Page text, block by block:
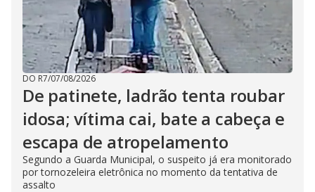
DO R7/07/08/2026
De patinete, ladrão tenta roubar
idosa; vítima cai, bate a cabeça e
escapa de atropelamento
Segundo a Guarda Municipal, o suspeito já era monitorado
por tornozeleira eletrônica no momento da tentativa de
assalto